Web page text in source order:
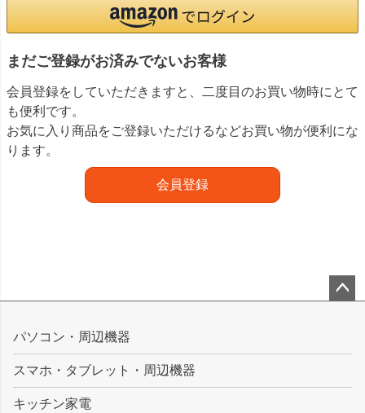
まだご登録がお済みでないお客様
会員登録をしていただきますと、二度目のお買い物時にとて
も便利です。
お気に入り商品をご登録いただけるなどお買い物が便利にな
ります。
会員登録
ップ
パソコン・周辺機器
スマホ・タブレット・周辺機器
キッチン家電